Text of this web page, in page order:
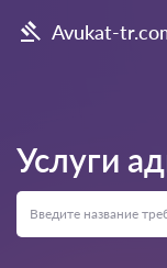
Avukat-
Услуги